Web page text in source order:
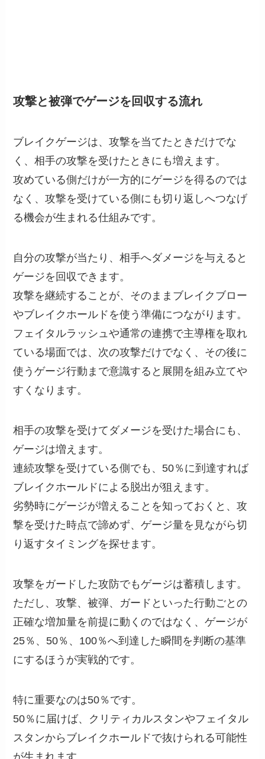
攻撃と被弾でゲージを回収する流れ
ブレイクゲージは、攻撃を当てたときだけでな
く、相手の攻撃を受けたときにも増えます。
攻めている側だけが一方的にゲージを得るのでは
なく、攻撃を受けている側にも切り返しへつなげ
る機会が生まれる仕組みです。
自分の攻撃が当たり、相手へダメージを与えると
ゲージを回収できます。
攻撃を継続することが、そのままブレイクブロー
やブレイクホールドを使う準備につながります。
フェイタルラッシュや通常の連携で主導権を取れ
ている場面では、次の攻撃だけでなく、その後に
使うゲージ行動まで意識すると展開を組み立てや
すくなります。
相手の攻撃を受けてダメージを受けた場合にも、
ゲージは増えます。
連続攻撃を受けている側でも、50％に到達すれば
ブレイクホールドによる脱出が狙えます。
劣勢時にゲージが増えることを知っておくと、攻
撃を受けた時点で諦めず、ゲージ量を見ながら切
り返すタイミングを探せます。
攻撃をガードした攻防でもゲージは蓄積します。
ただし、攻撃、被弾、ガードといった行動ごとの
正確な増加量を前提に動くのではなく、ゲージが
25％、50％、100％へ到達した瞬間を判断の基準
にするほうが実戦的です。
特に重要なのは50％です。
50％に届けば、クリティカルスタンやフェイタル
スタンからブレイクホールドで抜けられる可能性
が生まれます。